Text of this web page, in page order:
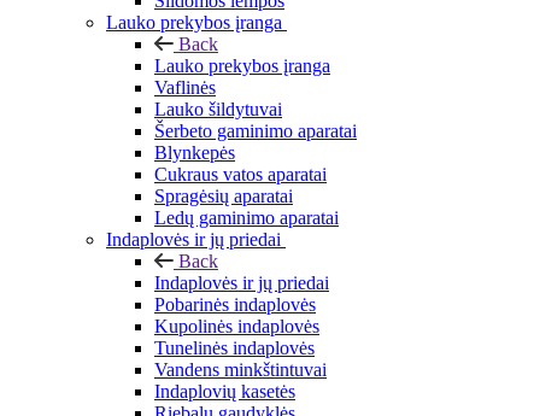
Lauko prekybos įranga
Back
Lauko prekybos įranga
Vaflinės
Lauko šildytuvai
Šerbeto gaminimo aparatai
Blynkepės
Cukraus vatos aparatai
Spragėsių aparatai
Ledų gaminimo aparatai
Indaplovės ir jų priedai
Back
Indaplovės ir jų priedai
Pobarinės indaplovės
Kupolinės indaplovės
Tunelinės indaplovės
Vandens minkštintuvai
Indaplovių kasetės